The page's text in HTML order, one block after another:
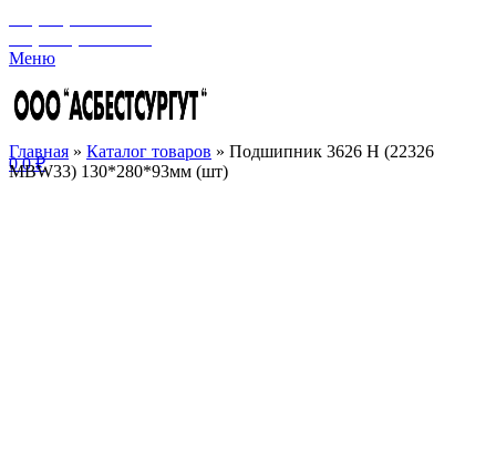
Меню
00₽
Главная » Каталог товаров » Подшипник 3626 Н (22326
MBW33) 130*280*93мм (шт)